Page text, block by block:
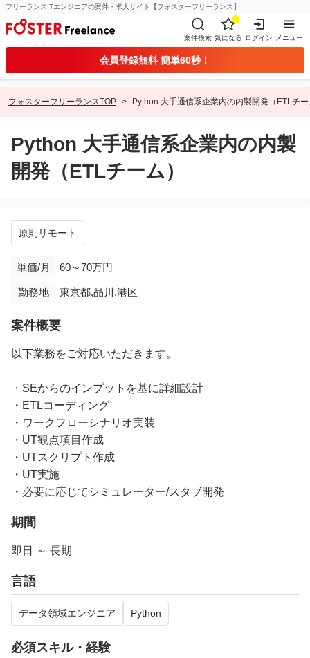
フリーランスITエンジニアの案件・求人サイト【フォスターフリーランス】
案件検索 気になる ログイン メニュー
会員登録無料 簡単60秒！
フォスターフリーランスTOP Python 大手通信系企業内の内製開発（ETLチ
Python 大手通信系企業内の内製
開発（ETLチーム）
原則リモート
単価/月 60～70万円
勤務地 東京都,品川,港区
案件概要
以下業務をご対応いただきます。
・SEからのインプットを基に詳細設計
・ETLコーディング
・ワークフローシナリオ実装
・UT観点項目作成
・UTスクリプト作成
・UT実施
・必要に応じてシミュレーター/スタブ開発
期間
即日 ～ 長期
言語
データ領域エンジニア Python
必須スキル・経験